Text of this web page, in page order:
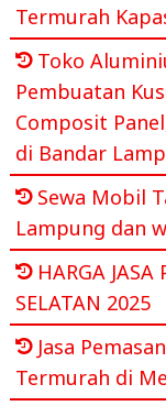
Termurah
Toko
Pembuatan
Composit
di Bandar
Sewa Mobil
Lampung dan
HARGA
SELATAN 2025
Jasa
Termurah di